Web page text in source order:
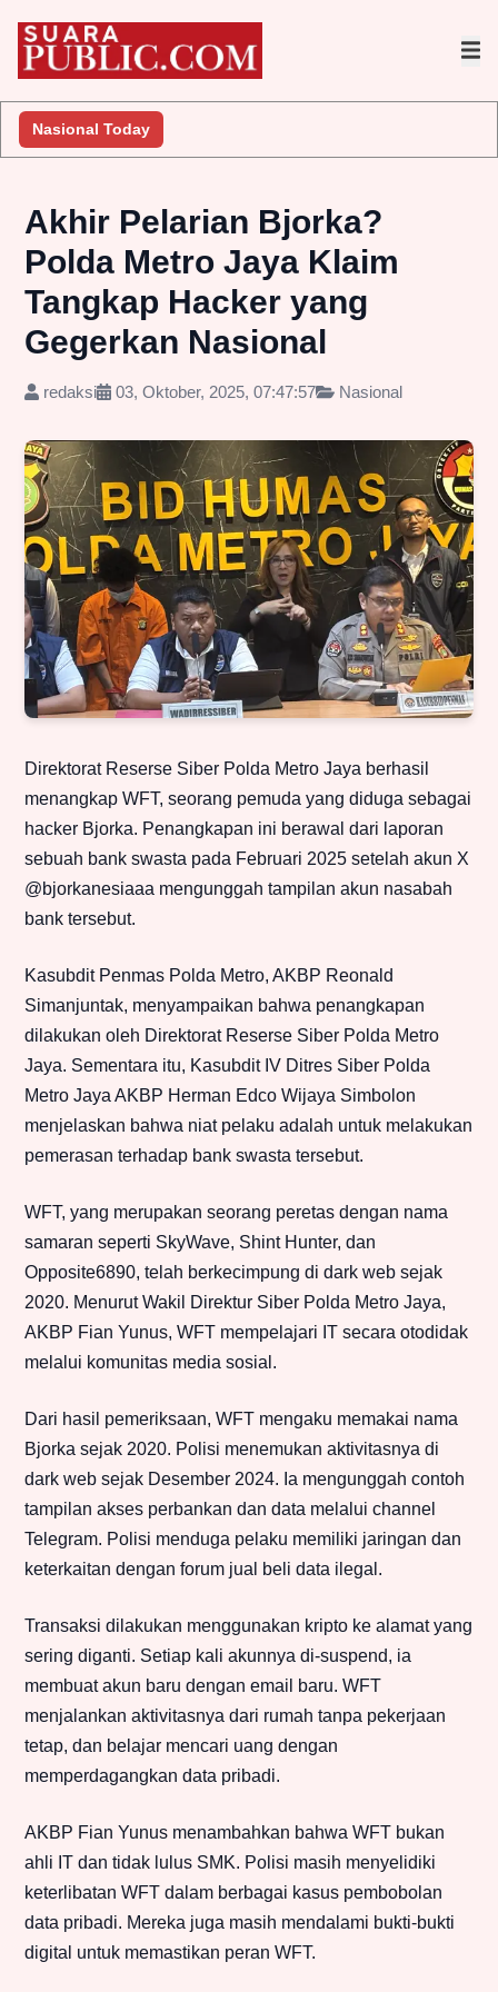
Nasional Today
Akhir Pelarian Bjorka?
Polda Metro Jaya Klaim
Tangkap Hacker yang
Gegerkan Nasional
redaksi 03, Oktober, 2025, 07:47:57 Nasional
Direktorat Reserse Siber Polda Metro Jaya berhasil
menangkap WFT, seorang pemuda yang diduga sebagai
hacker Bjorka. Penangkapan ini berawal dari laporan
sebuah bank swasta pada Februari 2025 setelah akun X
@bjorkanesiaaa mengunggah tampilan akun nasabah
bank tersebut.
Kasubdit Penmas Polda Metro, AKBP Reonald
Simanjuntak, menyampaikan bahwa penangkapan
dilakukan oleh Direktorat Reserse Siber Polda Metro
Jaya. Sementara itu, Kasubdit IV Ditres Siber Polda
Metro Jaya AKBP Herman Edco Wijaya Simbolon
menjelaskan bahwa niat pelaku adalah untuk melakukan
pemerasan terhadap bank swasta tersebut.
WFT, yang merupakan seorang peretas dengan nama
samaran seperti SkyWave, Shint Hunter, dan
Opposite6890, telah berkecimpung di dark web sejak
2020. Menurut Wakil Direktur Siber Polda Metro Jaya,
AKBP Fian Yunus, WFT mempelajari IT secara otodidak
melalui komunitas media sosial.
Dari hasil pemeriksaan, WFT mengaku memakai nama
Bjorka sejak 2020. Polisi menemukan aktivitasnya di
dark web sejak Desember 2024. Ia mengunggah contoh
tampilan akses perbankan dan data melalui channel
Telegram. Polisi menduga pelaku memiliki jaringan dan
keterkaitan dengan forum jual beli data ilegal.
Transaksi dilakukan menggunakan kripto ke alamat yang
sering diganti. Setiap kali akunnya di-suspend, ia
membuat akun baru dengan email baru. WFT
menjalankan aktivitasnya dari rumah tanpa pekerjaan
tetap, dan belajar mencari uang dengan
memperdagangkan data pribadi.
AKBP Fian Yunus menambahkan bahwa WFT bukan
ahli IT dan tidak lulus SMK. Polisi masih menyelidiki
keterlibatan WFT dalam berbagai kasus pembobolan
data pribadi. Mereka juga masih mendalami bukti-bukti
digital untuk memastikan peran WFT.